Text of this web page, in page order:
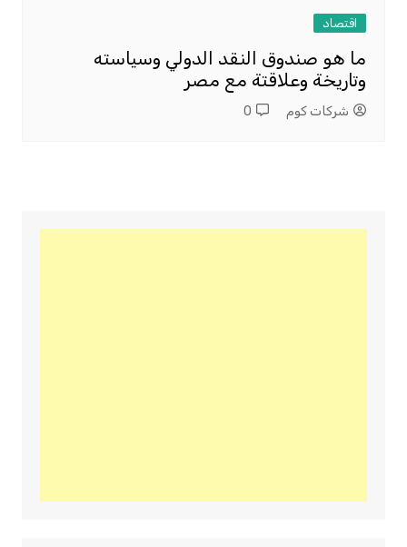
اقتصاد
ما هو صندوق النقد الدولي وسياسته
وتاريخة وعلاقتة مع مصر
شركات كوم 0